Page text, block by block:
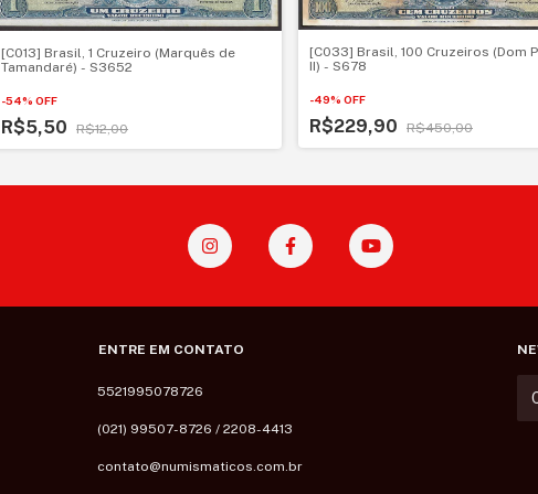
[C013] Brasil, 1 Cruzeiro (Marquês de
Tamandaré) - S3652
-54% OFF
R$5,50 R$12,00
[C033] Brasil, 100 Cruzeiros (Dom
II) - S678
-49% OFF
R$229,90 R$450,00
ENTRE EM CONTATO
5521995078726
(021) 99507-8726 / 2208-4413
contato@numismaticos.com.br